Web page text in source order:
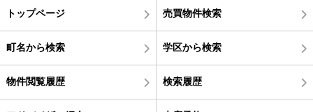
トップページ 売買物件検索
町名から検索 学区から検索
物件閲覧履歴 検索履歴